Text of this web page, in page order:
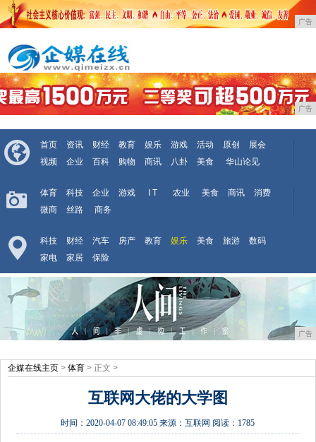
广告
广告
首页 资讯 财经 教育 娱乐 游戏 活动 原创
展会
视频
企业 百科 购物 商讯 八卦 美食 华山论见
体育 科技 企业 游戏 I T 农业 美食 商讯
消费
微商
丝路 商务
科技 财经 汽车 房产 教育 娱乐 美食 旅游
数码
家电
家居 保险
广告
企媒在线主页 > 体育 > 正文 >
互联网大佬的大学图
时间：2020-04-07 08:49:05 来源：互联网 阅读：1785